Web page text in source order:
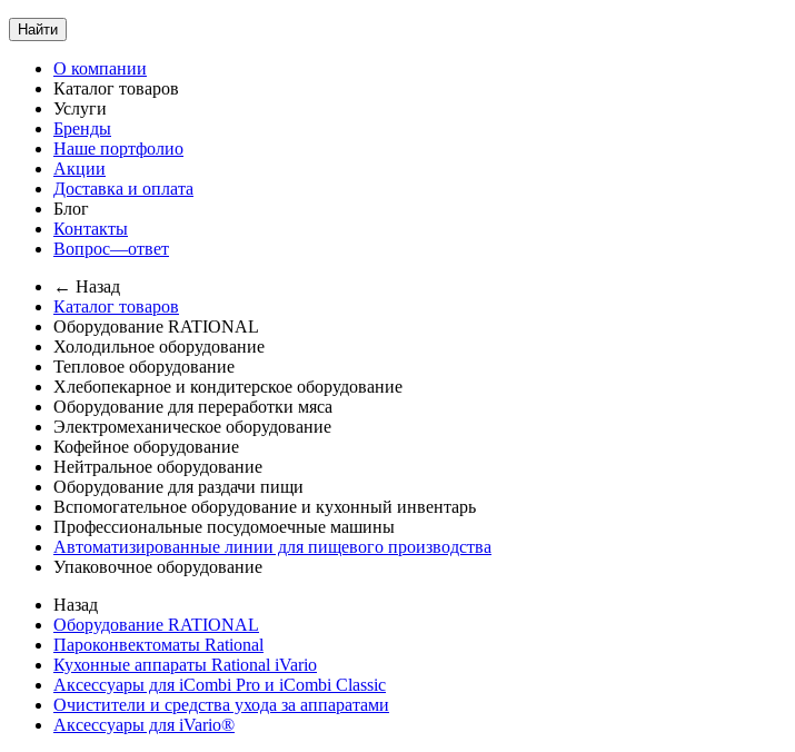
Найти
О компании
Каталог товаров
Услуги
Бренды
Наше портфолио
Акции
Доставка и оплата
Блог
Контакты
Вопрос—ответ
← Назад
Каталог товаров
Оборудование RATIONAL
Холодильное оборудование
Тепловое оборудование
Хлебопекарное и кондитерское оборудование
Оборудование для переработки мяса
Электромеханическое оборудование
Кофейное оборудование
Нейтральное оборудование
Оборудование для раздачи пищи
Вспомогательное оборудование и кухонный инвентарь
Профессиональные посудомоечные машины
Автоматизированные линии для пищевого производства
Упаковочное оборудование
Назад
Оборудование RATIONAL
Пароконвектоматы Rational
Кухонные аппараты Rational iVario
Аксессуары для iCombi Pro и iCombi Classic
Очистители и средства ухода за аппаратами
Аксессуары для iVario®